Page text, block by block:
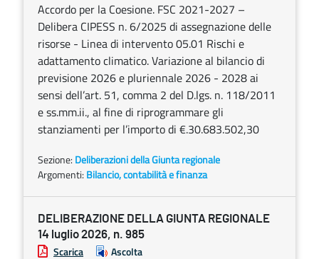
Accordo per la Coesione. FSC 2021-2027 –
Delibera CIPESS n. 6/2025 di assegnazione delle
risorse - Linea di intervento 05.01 Rischi e
adattamento climatico. Variazione al bilancio di
previsione 2026 e pluriennale 2026 - 2028 ai
sensi dell’art. 51, comma 2 del D.lgs. n. 118/2011
e ss.mm.ii., al fine di riprogrammare gli
stanziamenti per l’importo di €.30.683.502,30
Sezione: Deliberazioni della Giunta regionale
Argomenti: Bilancio, contabilità e finanza
DELIBERAZIONE DELLA GIUNTA REGIONALE
14 luglio 2026, n. 985
Scarica Ascolta